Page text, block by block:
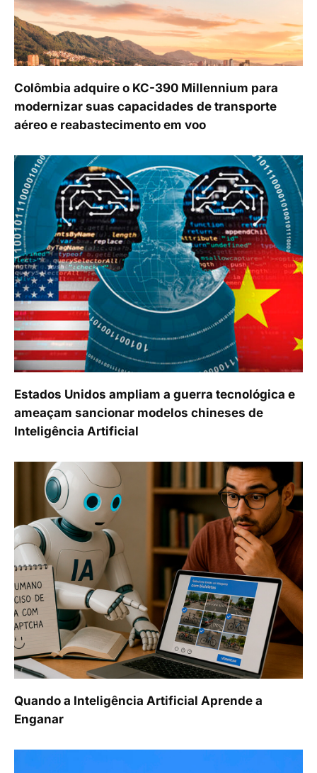
Colômbia adquire o KC-390 Millennium para
modernizar suas capacidades de transporte
aéreo e reabastecimento em voo
Estados Unidos ampliam a guerra tecnológica e
ameaçam sancionar modelos chineses de
Inteligência Artificial
Quando a Inteligência Artificial Aprende a
Enganar